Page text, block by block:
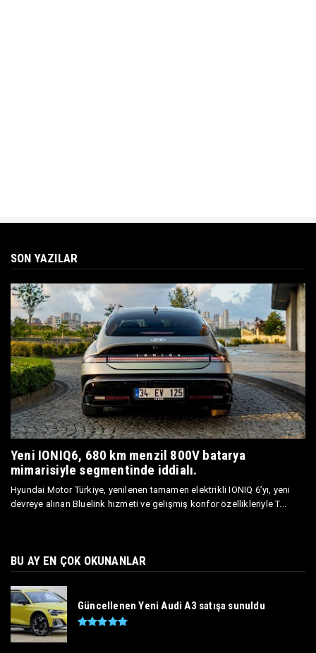
SON YAZILAR
Yeni IONIQ6, 680 km menzil 800V batarya
mimarisiyle segmentinde iddialı.
Hyundai Motor Türkiye, yenilenen tamamen elektrikli IONIQ 6’yı, yeni
devreye alınan Bluelink hizmeti ve gelişmiş konfor özellikleriyle T...
BU AY EN ÇOK OKUNANLAR
Güncellenen Yeni Audi A3 satışa sunuldu